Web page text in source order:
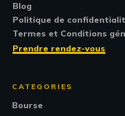
Blog
Politique de
Termes et Conditions
Prendre rendez-vous
CATEGORIES
Bourse